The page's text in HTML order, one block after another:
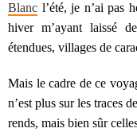
Blanc l’été, je n’ai pas
hiver m’ayant laissé
étendues, villages de
Mais le cadre de ce
n’est plus sur les traces
rends, mais bien sûr